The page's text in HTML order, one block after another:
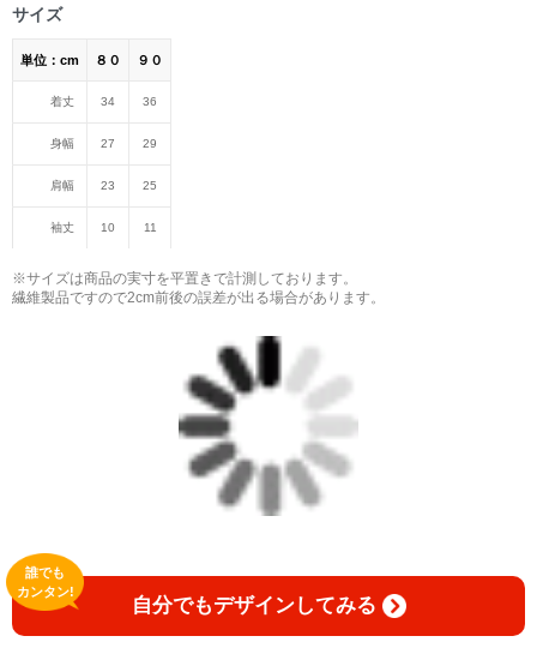
サイズ
単位：cm ８０ ９０
着丈 34 36
身幅 27 29
肩幅 23 25
袖丈 10 11
※サイズは商品の実寸を平置きで計測しております。
繊維製品ですので2cm前後の誤差が出る場合があります。
自分でもデザインしてみる
誰でも
カンタン!